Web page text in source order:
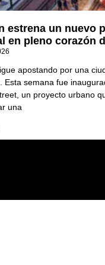
estrena un nuevo
en pleno corazón
apostando por una
Esta semana fue
un proyecto urbano
una